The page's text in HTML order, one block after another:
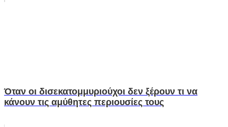
Όταν οι δισεκατομμυριούχοι δεν ξέρουν τι να
κάνουν τις αμύθητες περιουσίες τους